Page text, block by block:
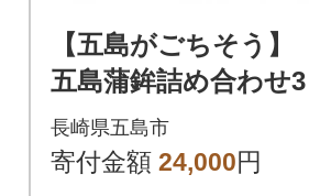
【五島がごちそう】
五島蒲鉾詰め合わせ3
長崎県五島市
寄付金額 24,000円